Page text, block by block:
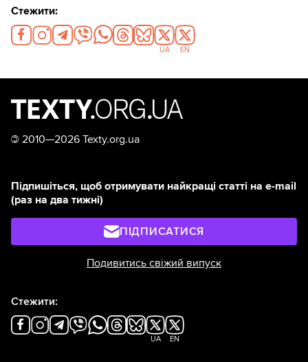
Стежити:
UA EN
© 2010—2026 Texty.org.ua
Підпишіться, щоб отримувати найкращі статті на e-mail
(раз на два тижні)
ПІДПИСАТИСЯ
Подивитись свіжий випуск
Стежити:
UA EN